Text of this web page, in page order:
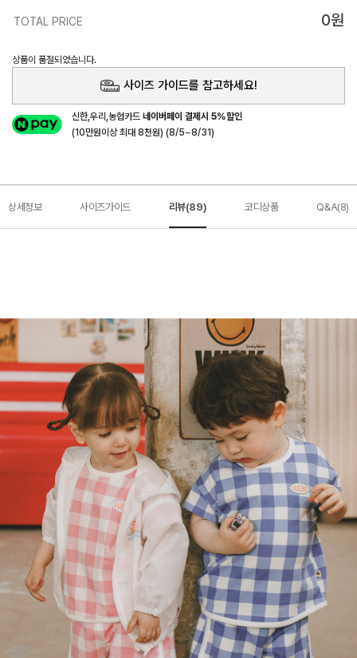
TOTAL PRICE 0원
상품이 품절되었습니다.
사이즈 가이드를 참고하세요!
신한,우리,농협카드네이버페이 결제시 5%할인
(10만원이상 최대 8천원) (8/5~8/31)
상세정보 사이즈가이드 리뷰(89) 코디상품 Q&A(8)